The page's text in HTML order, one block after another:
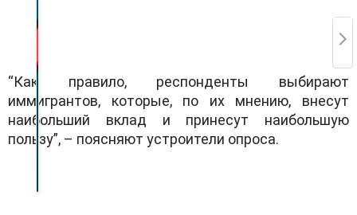
“Как правило, респонденты выбирают
иммигрантов, которые, по их мнению, внесут
наибольший вклад и принесут наибольшую
пользу”, – поясняют устроители опроса.